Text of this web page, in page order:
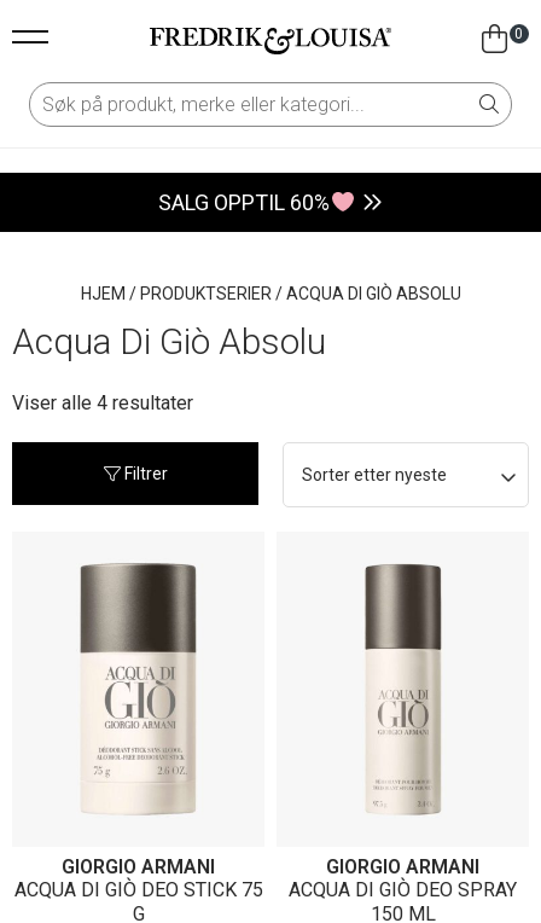
0
SALG OPPTIL 60%
HJEM / PRODUKTSERIER /ACQUA DI GIÒ ABSOLU
Acqua Di Giò Absolu
Viser alle 4 resultaterSortert
Filtrer
GIORGIO ARMANI
ACQUA DI GIÒ DEO STICK 75
G
GIORGIO ARMANI
ACQUA DI GIÒ DEO SPRAY
150 ML